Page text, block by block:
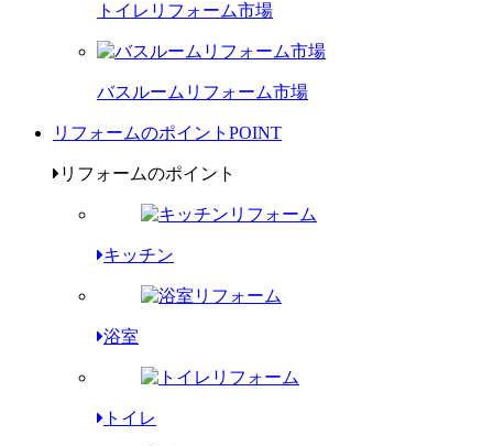
トイレリフォーム市場
バスルームリフォーム市場
リフォームのポイント POINT
リフォームのポイント
キッチン
浴室
トイレ